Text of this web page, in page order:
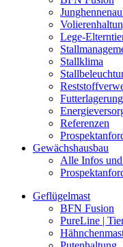
Lege-
Stallklima
Referenzen
Gewächshausbau
Alle Infos
Geflügelmast
BFN Fusion
PureLine |